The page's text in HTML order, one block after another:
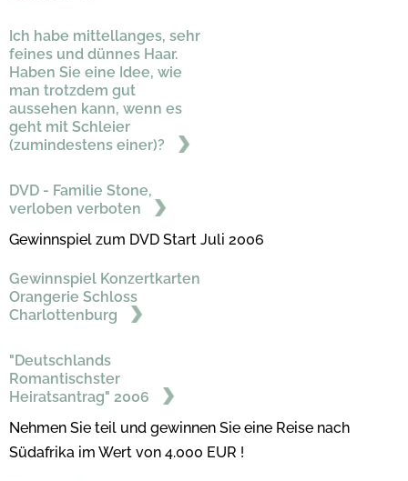
Ich habe mittellanges, sehr
feines und dünnes Haar.
Haben Sie eine Idee, wie
man trotzdem gut
aussehen kann, wenn es
geht mit Schleier
(zumindestens einer)?
DVD - Familie Stone,
verloben verboten
Gewinnspiel zum DVD Start Juli 2006
Gewinnspiel Konzertkarten
Orangerie Schloss
Charlottenburg
"Deutschlands
Romantischster
Heiratsantrag" 2006
Nehmen Sie teil und gewinnen Sie eine Reise nach
Südafrika im Wert von 4.000 EUR !